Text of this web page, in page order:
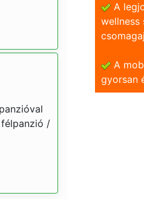
/
A
wellness
A
gyorsan